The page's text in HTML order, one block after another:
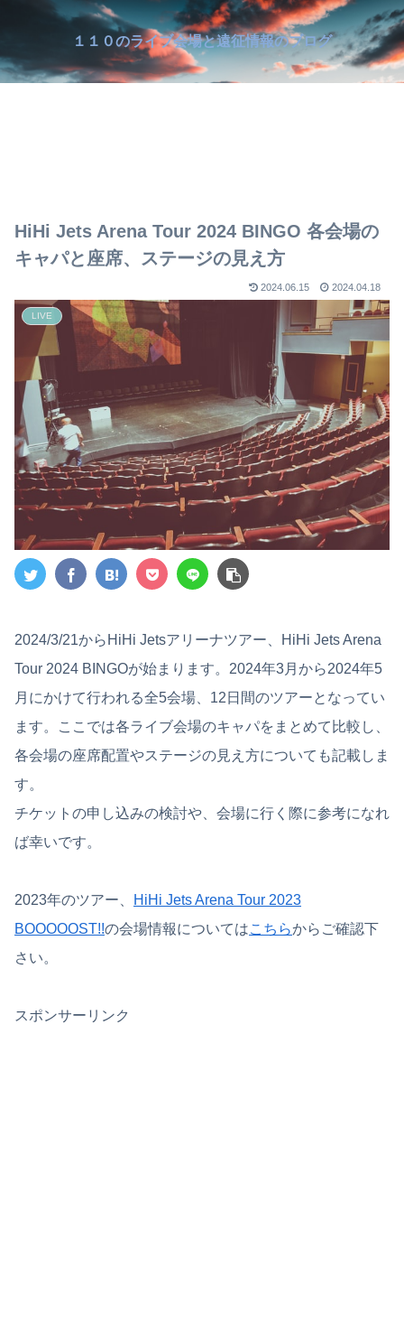
１１０のライブ会場と遠征情報のブログ
HiHi Jets Arena Tour 2024 BINGO 各会場の
キャパと座席、ステージの見え方
2024.06.15 2024.04.18
LIVE
2024/3/21からHiHi Jetsアリーナツアー、HiHi Jets Arena
Tour 2024 BINGOが始まります。2024年3月から2024年5
月にかけて行われる全5会場、12日間のツアーとなってい
ます。ここでは各ライブ会場のキャパをまとめて比較し、
各会場の座席配置やステージの見え方についても記載しま
す。
チケットの申し込みの検討や、会場に行く際に参考になれ
ば幸いです。
2023年のツアー、
HiHi Jets Arena Tour 2023
BOOOOOST!!の会場情報についてはこちらからご確認下
さい。
スポンサーリンク